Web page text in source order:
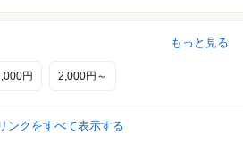
もっと見る
円 2,000円～
ンクをすべて表示する